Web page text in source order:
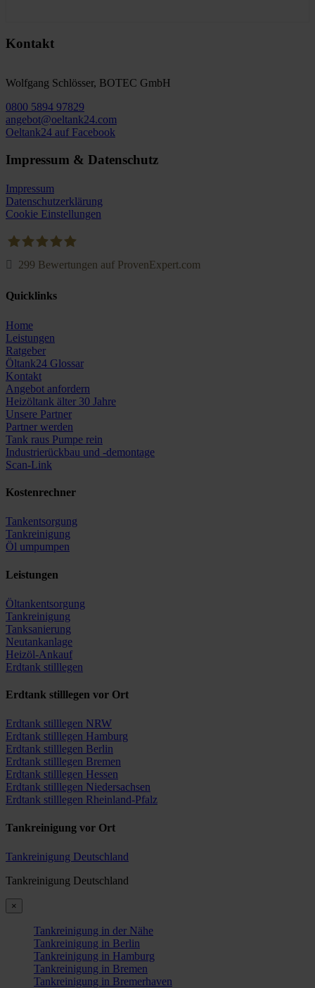
Kontakt
Wolfgang Schlösser, BOTEC GmbH
0800 5894 97829
angebot@oeltank24.com
Oeltank24 auf Facebook
Impressum & Datenschutz
Impressum
Datenschutzerklärung
Cookie Einstellungen
299 Bewertungen auf ProvenExpert.com
Quicklinks
Home
Leistungen
Ratgeber
Öltank24 Glossar
Kontakt
Angebot anfordern
Heizöltank älter 30 Jahre
Unsere Partner
Partner werden
Tank raus Pumpe rein
Industrierückbau und -demontage
Scan-Link
Kostenrechner
Tankentsorgung
Tankreinigung
Öl umpumpen
Leistungen
Öltankentsorgung
Tankreinigung
Tanksanierung
Neutankanlage
Heizöl-Ankauf
Erdtank stilllegen
Erdtank stilllegen vor Ort
Erdtank stilllegen NRW
Erdtank stilllegen Hamburg
Erdtank stilllegen Berlin
Erdtank stilllegen Bremen
Erdtank stilllegen Hessen
Erdtank stilllegen Niedersachsen
Erdtank stilllegen Rheinland-Pfalz
Tankreinigung vor Ort
Tankreinigung Deutschland
Tankreinigung Deutschland
×
Tankreinigung in der Nähe
Tankreinigung in Berlin
Tankreinigung in Hamburg
Tankreinigung in Bremen
Tankreinigung in Bremerhaven